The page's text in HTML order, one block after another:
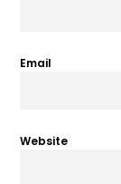
Email
Website